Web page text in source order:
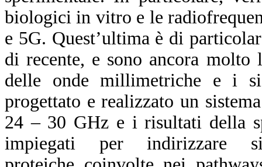
biologici in vitro e le
e 5G. Quest’ultima è di
di recente, e sono ancora
delle onde millimetriche e i
progettato e realizzato un
24 – 30 GHz e i risultati della
impiegati per indirizzare